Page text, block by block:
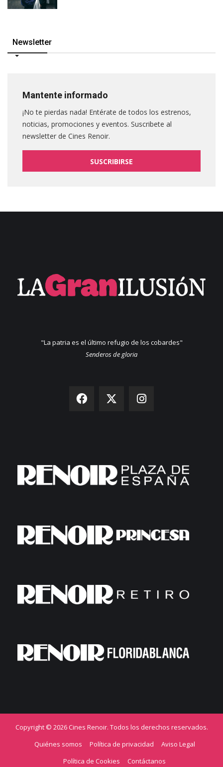
Newsletter
Mantente informado
¡No te pierdas nada! Entérate de todos los estrenos,
noticias, promociones y eventos. Suscribete al
newsletter de Cines Renoir.
SUSCRIBIRSE
"La patria es el último refugio de los cobardes"
Senderos de gloria
Copyright © 2026 Cines Renoir. Todos los derechos reservados.
Quiénes somos
Política de privacidad
Aviso Legal
Política de Cookies
Contáctanos